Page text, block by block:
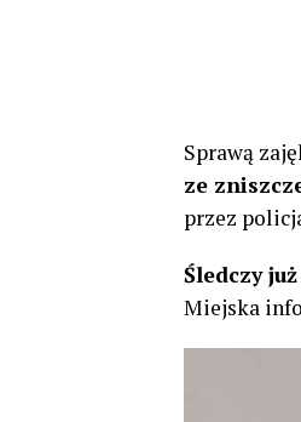
Sprawą
ze
przez
Śledczy
Miejska